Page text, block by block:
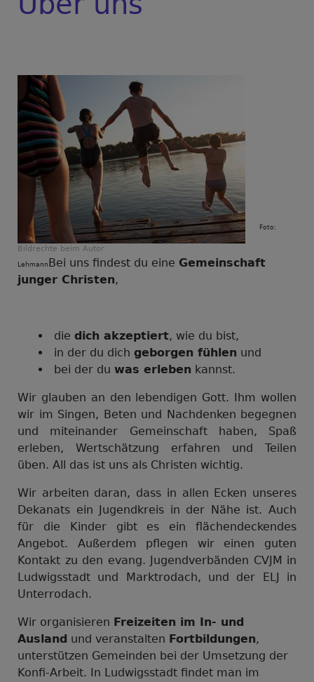
Bildrechte beim Autor
Foto:
Lehmann Bei uns findest du eine Gemeinschaft
junger Christen,
die dich akzeptiert, wie du bist,
in der du dich geborgen fühlen und
bei der du was erleben kannst.
Wir glauben an den lebendigen Gott. Ihm wollen
wir im Singen, Beten und Nachdenken begegnen
und miteinander Gemeinschaft haben, Spaß
erleben, Wertschätzung erfahren und Teilen
üben. All das ist uns als Christen wichtig.
Wir arbeiten daran, dass in allen Ecken unseres
Dekanats ein Jugendkreis in der Nähe ist. Auch
für die Kinder gibt es ein flächendeckendes
Angebot. Außerdem pflegen wir einen guten
Kontakt zu den evang. Jugendverbänden CVJM in
Ludwigsstadt und Marktrodach, und der ELJ in
Unterrodach.
Wir organisieren Freizeiten im In- und
Ausland und veranstalten Fortbildungen,
unterstützen Gemeinden bei der Umsetzung der
Konfi-Arbeit. In Ludwigsstadt findet man im